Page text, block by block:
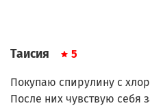
Таисия 5
Покупаю спирулину с
После них чувствую себя